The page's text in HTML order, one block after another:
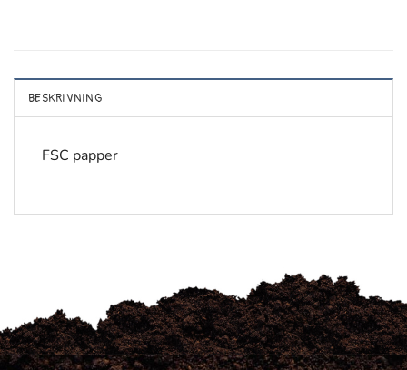
BESKRIVNING
FSC papper